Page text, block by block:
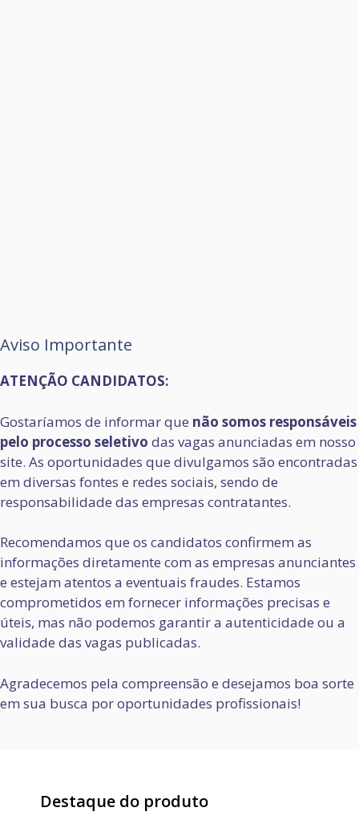
Aviso Importante
ATENÇÃO CANDIDATOS:
Gostaríamos de informar que não somos responsáveis
pelo processo seletivo das vagas anunciadas em nosso
site. As oportunidades que divulgamos são encontradas
em diversas fontes e redes sociais, sendo de
responsabilidade das empresas contratantes.
Recomendamos que os candidatos confirmem as
informações diretamente com as empresas anunciantes
e estejam atentos a eventuais fraudes. Estamos
comprometidos em fornecer informações precisas e
úteis, mas não podemos garantir a autenticidade ou a
validade das vagas publicadas.
Agradecemos pela compreensão e desejamos boa sorte
em sua busca por oportunidades profissionais!
Destaque do produto